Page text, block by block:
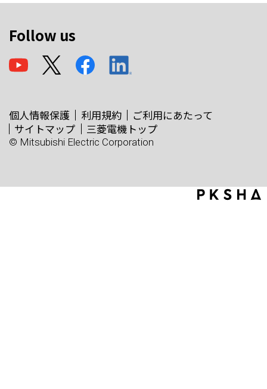
Follow us
個人情報保護 利用規約
ご利用にあたって
サイトマップ
三菱電機トップ
© Mitsubishi Electric Corporation